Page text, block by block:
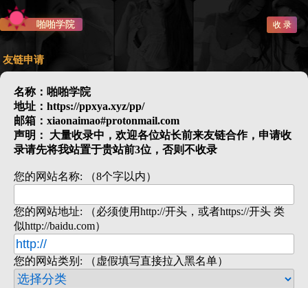
啪啪学院 收 录
友链申请
名称：啪啪学院
地址：https://ppxya.xyz/pp/
邮箱：xiaonaimao#protonmail.com
声明： 大量收录中，欢迎各位站长前来友链合作，申请收
录请先将我站置于贵站前3位，否则不收录
您的网站名称: （8个字以内）
您的网站地址: （必须使用http://开头，或者https://开头 类
似http://baidu.com）
您的网站类别: （虚假填写直接拉入黑名单）